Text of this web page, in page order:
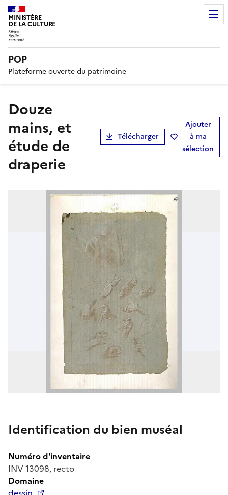
MINISTÈRE
DE LA CULTURE
POP
Plateforme ouverte du patrimoine
Douze
mains, et
étude de
draperie
Télécharger
Ajouter
à ma
sélection
Identification du bien muséal
Numéro d'inventaire
INV 13098, recto
Domaine